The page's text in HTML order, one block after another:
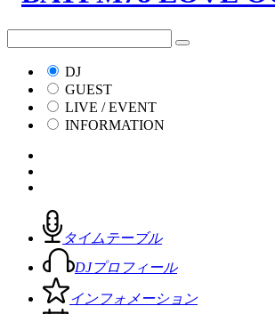
DJ
GUEST
LIVE / EVENT
INFORMATION
タイムテーブル
DJプロフィール
インフォメーション